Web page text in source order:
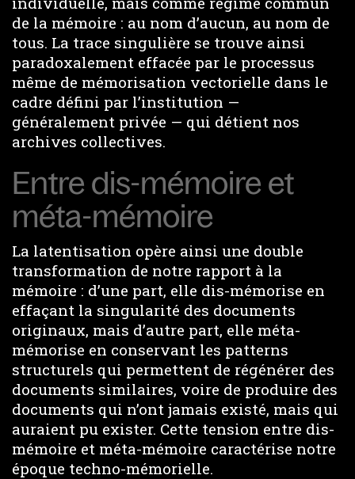
de la mémoire : au nom d’aucun, au nom de
tous. La trace singulière se trouve ainsi
paradoxalement effacée par le processus
même de mémorisation vectorielle dans le
cadre défini par l’institution —
généralement privée — qui détient nos
archives collectives.
Entre dis-mémoire et
méta-mémoire
La latentisation opère ainsi une double
transformation de notre rapport à la
mémoire : d’une part, elle dis-mémorise en
effaçant la singularité des documents
originaux, mais d’autre part, elle méta-
mémorise en conservant les patterns
structurels qui permettent de régénérer des
documents similaires, voire de produire des
documents qui n’ont jamais existé, mais qui
auraient pu exister. Cette tension entre dis-
mémoire et méta-mémoire caractérise notre
époque techno-mémorielle.